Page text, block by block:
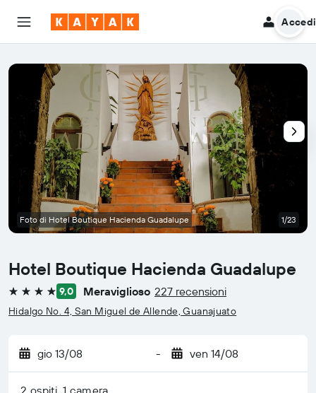
Accedi
Hotel Boutique Hacienda Guadalupe
4 stelle 9,0 Meraviglioso 227 recensioni
Hidalgo No. 4, San Miguel de Allende, Guanajuato
gio 13/08 - ven 14/08
2 ospiti, 1 camera
Foto di Hotel Boutique Hacienda Guadalupe 1/23